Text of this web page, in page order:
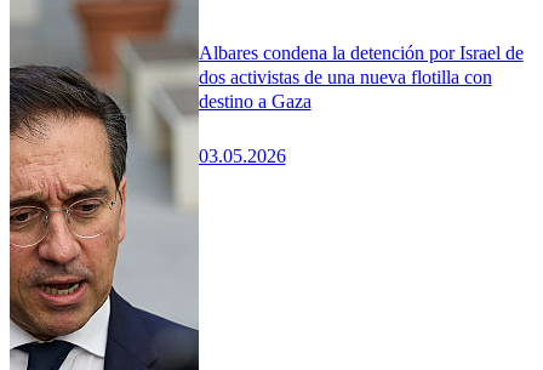
Albares condena la detención por Israel de
dos activistas de una nueva flotilla con
destino a Gaza
03.05.2026